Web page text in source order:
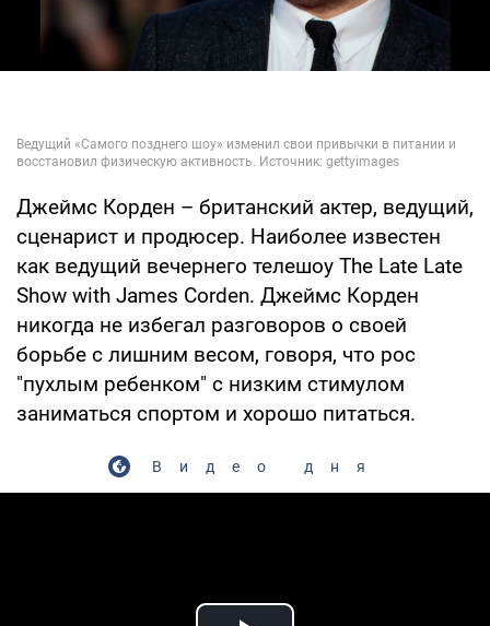
Джеймс Корден – британский актер, ведущий,
сценарист и продюсер. Наиболее известен
как ведущий вечернего телешоу The Late Late
Show with James Corden. Джеймс Корден
никогда не избегал разговоров о своей
борьбе с лишним весом, говоря, что рос
"пухлым ребенком" с низким стимулом
заниматься спортом и хорошо питаться.
Видео дня